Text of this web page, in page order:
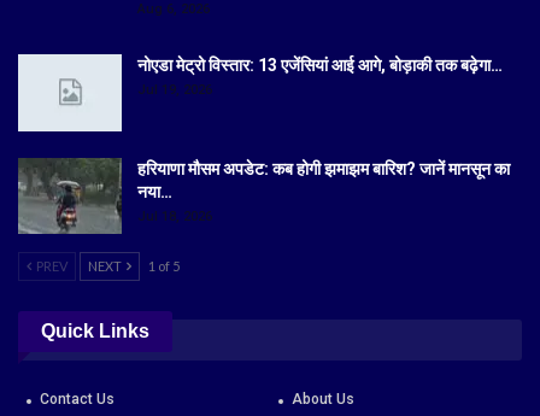
Aug 6, 2026
नोएडा मेट्रो विस्तार: 13 एजेंसियां आई आगे, बोड़ाकी तक बढ़ेगा…
Jul 19, 2026
हरियाणा मौसम अपडेट: कब होगी झमाझम बारिश? जानें मानसून का
नया…
Jul 18, 2026
PREV NEXT 1 of 5
Quick Links
Contact Us About Us